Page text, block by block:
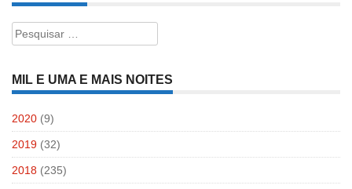
Pesquisar
por:
MIL E UMA E MAIS NOITES
2020 (9)
2019 (32)
2018 (235)